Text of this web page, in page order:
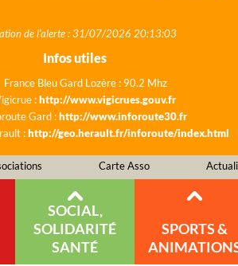
de l'alerte : 31/07/2026 20:13:03
Infos utiles
France Bleu Gard Lozère : 90.2 Mhz
:http://www.vigicrues.gouv.fr
Gard :http://www.inforoute30.fr
:http://geo.herault.fr/inforoute/index.html
Carte Asso
SOCIAL,
SOLIDARITÉ
SANTÉ
SPORTS &